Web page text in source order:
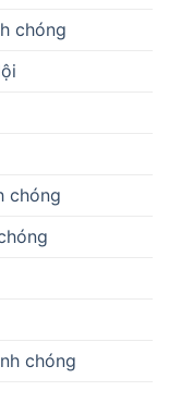
chóng
chóng
chóng